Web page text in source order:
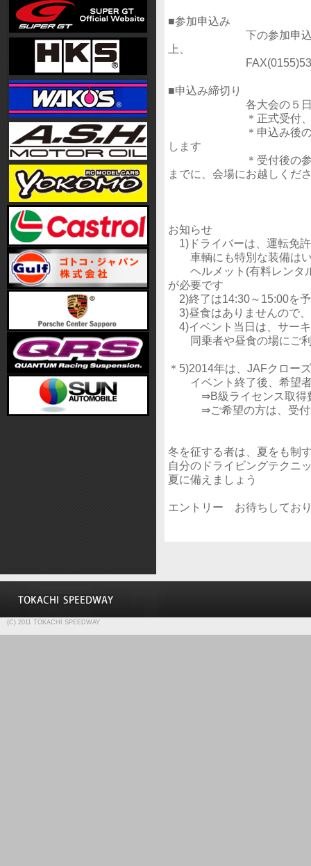
■参加申込み
下の参加申込書(pdf)
上、
FAX(0155)53-3366
■申込み締切り
各大会の５日前（火
＊正式受付、参加料
＊申込み後のキャン
します
＊受付後の参加受理
までに、会場にお越しくだ
お知らせ
1)ドライバーは、運転免
車輌にも特別な装備は
ヘルメット(有料レンタル
が必要です
2)終了は14:30～15:00を
3)昼食はありませんので
4)イベント当日は、サー
同乗者や昼食の場にご利
＊5)2014年は、JAFクロー
イベント終了後、希望
⇒B級ライセンス取得
⇒ご希望の方は、受付
冬を征する者は、夏をも制
自分のドライビングテクニ
夏に備えましょう
エントリー お待ちしてお
(C) 2011 TOKACHI SPEEDWAY